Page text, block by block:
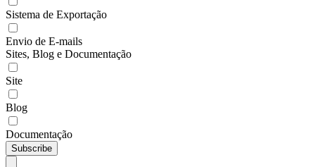
Sistema de Exportação
Envio de E-mails
Sites, Blog e Documentação
Site
Blog
Documentação
Subscribe